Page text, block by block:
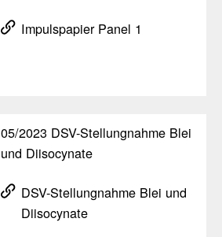
Impuls­pa­pier Panel 1
05/​2023 DSV-Stel­lung­nahme Blei
und Diiso­cy­nate
DSV-Stel­lung­nahme Blei und
Diiso­cy­nate